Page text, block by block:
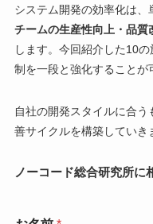
システム開発の効率化は、
チームの生産性向上・品
します。今回紹介した10
制を一段と強化することが
自社の開発スタイルに合
善サイクルを構築していき
ノーコード総合研究所に